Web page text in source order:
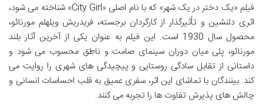
فیلم «یک دختر در یک شهر» که با نام اصلی «City Girl» شناخته می شود،
اثری دلنشین و تأثیرگذار از کارگردان برجسته، فریدریش ویلهلم مورنائو،
محصول سال 1930 است. این فیلم به عنوان یکی از آخرین آثار بلند
مورنائو، پلی میان دوران سینمای صامت و ناطق محسوب می شود و
داستانی از تقابل سادگی روستایی و پیچیدگی های شهری را روایت می
کند. بینندگان با تماشای این اثر، سفری عمیق به قلب احساسات انسانی و
چالش های پذیرش تفاوت ها را تجربه می کنند.